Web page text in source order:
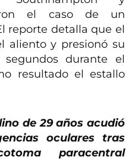
el caso de un
reporte detalla que el
aliento y presionó su
durante el
resultado el estallo
de 29 años acudió
oculares tras
paracentral